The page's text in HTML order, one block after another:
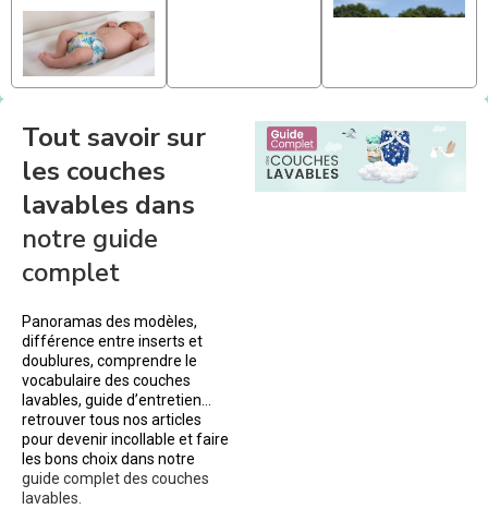
Tout savoir sur
les couches
lavables dans
notre guide
complet
Panoramas des modèles,
différence entre inserts et
doublures, comprendre le
vocabulaire des couches
lavables, guide d’entretien…
retrouver tous nos articles
pour devenir incollable et faire
les bons choix dans notre
guide complet des couches
lavables.